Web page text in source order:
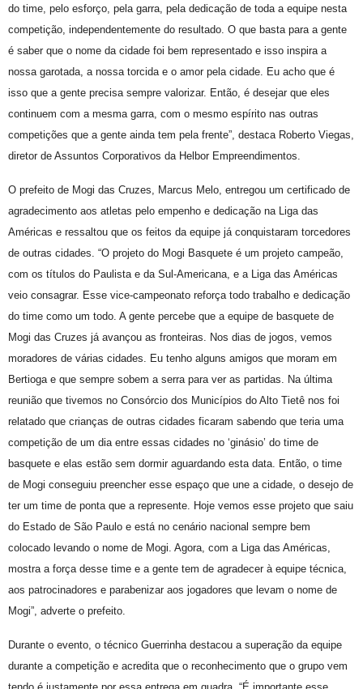
do time, pelo esforço, pela garra, pela dedicação de toda a equipe nesta
competição, independentemente do resultado. O que basta para a gente
é saber que o nome da cidade foi bem representado e isso inspira a
nossa garotada, a nossa torcida e o amor pela cidade. Eu acho que é
isso que a gente precisa sempre valorizar. Então, é desejar que eles
continuem com a mesma garra, com o mesmo espírito nas outras
competições que a gente ainda tem pela frente”, destaca Roberto Viegas,
diretor de Assuntos Corporativos da Helbor Empreendimentos.
O prefeito de Mogi das Cruzes, Marcus Melo, entregou um certificado de
agradecimento aos atletas pelo empenho e dedicação na Liga das
Américas e ressaltou que os feitos da equipe já conquistaram torcedores
de outras cidades. “O projeto do Mogi Basquete é um projeto campeão,
com os títulos do Paulista e da Sul-Americana, e a Liga das Américas
veio consagrar. Esse vice-campeonato reforça todo trabalho e dedicação
do time como um todo. A gente percebe que a equipe de basquete de
Mogi das Cruzes já avançou as fronteiras. Nos dias de jogos, vemos
moradores de várias cidades. Eu tenho alguns amigos que moram em
Bertioga e que sempre sobem a serra para ver as partidas. Na última
reunião que tivemos no Consórcio dos Municípios do Alto Tietê nos foi
relatado que crianças de outras cidades ficaram sabendo que teria uma
competição de um dia entre essas cidades no ‘ginásio’ do time de
basquete e elas estão sem dormir aguardando esta data. Então, o time
de Mogi conseguiu preencher esse espaço que une a cidade, o desejo de
ter um time de ponta que a represente. Hoje vemos esse projeto que saiu
do Estado de São Paulo e está no cenário nacional sempre bem
colocado levando o nome de Mogi. Agora, com a Liga das Américas,
mostra a força desse time e a gente tem de agradecer à equipe técnica,
aos patrocinadores e parabenizar aos jogadores que levam o nome de
Mogi”, adverte o prefeito.
Durante o evento, o técnico Guerrinha destacou a superação da equipe
durante a competição e acredita que o reconhecimento que o grupo vem